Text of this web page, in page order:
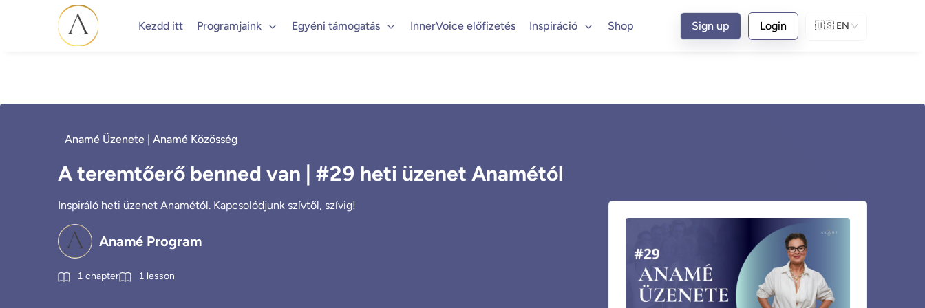
Kezdd itt Programjaink Egyéni támogatás InnerVoice előfizetés Inspiráció Shop Sign up Login 🇺🇸 EN
Anamé Üzenete | Anamé Közösség
A teremtőerő benned van | #29 heti üzenet Anamétól
Inspiráló heti üzenet Anamétól. Kapcsolódjunk szívtől, szívig!
Anamé Program
1 chapter 1 lesson